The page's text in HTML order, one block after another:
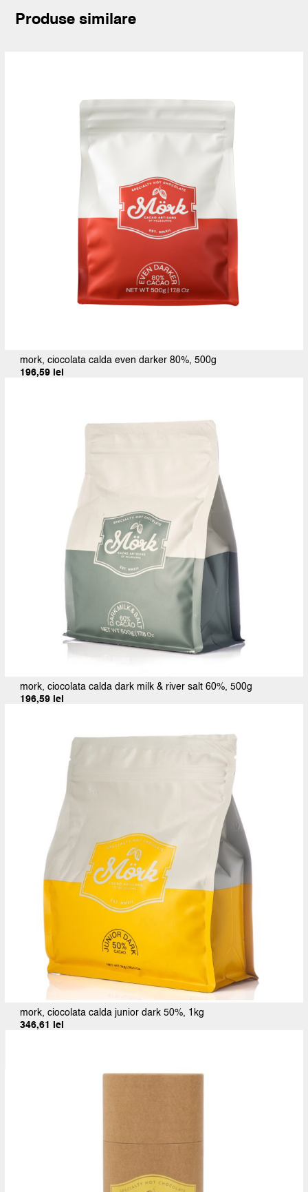
Produse similare
mork, ciocolata calda even darker 80%, 500g
196,59 lei
mork, ciocolata calda dark milk & river salt 60%, 500g
196,59 lei
mork, ciocolata calda junior dark 50%, 1kg
346,61
lei